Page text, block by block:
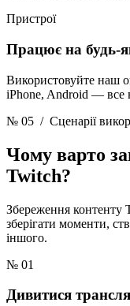
Пристрої
Працює на будь-
Використовуйте наш
iPhone, Android — все
№ 05 / Сценарії
Чому варто
Twitch?
Збереження контенту
зберігати моменти,
іншого.
№ 01
Дивитися